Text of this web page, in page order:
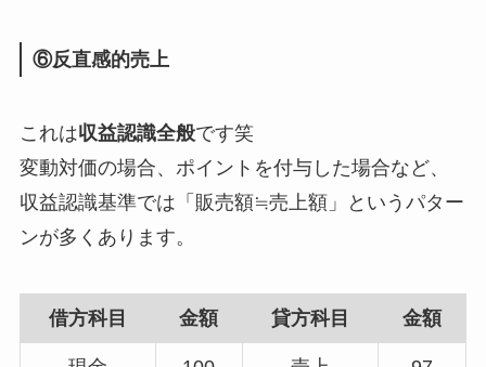
⑥反直感的売上
これは収益認識全般です笑
変動対価の場合、ポイントを付与した場合など、
収益認識基準では「販売額≒売上額」というパター
ンが多くあります。
借方科目 金額 貸方科目 金額